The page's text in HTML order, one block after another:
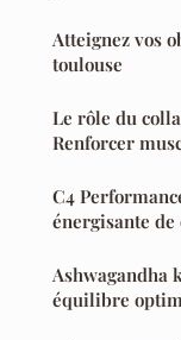
Atteignez vos
toulouse
Le rôle du
Renforcer
C4
énergisante
Ashwagandha
équilibre